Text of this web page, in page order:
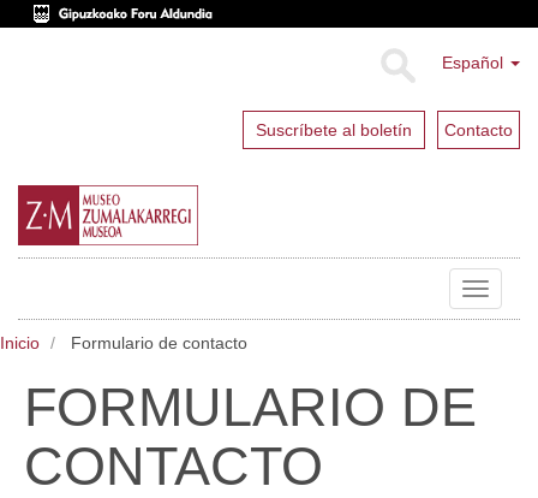
Español
Suscríbete al boletín Contacto
Toggle
Inicio Formulario de contacto
FORMULARIO DE
CONTACTO